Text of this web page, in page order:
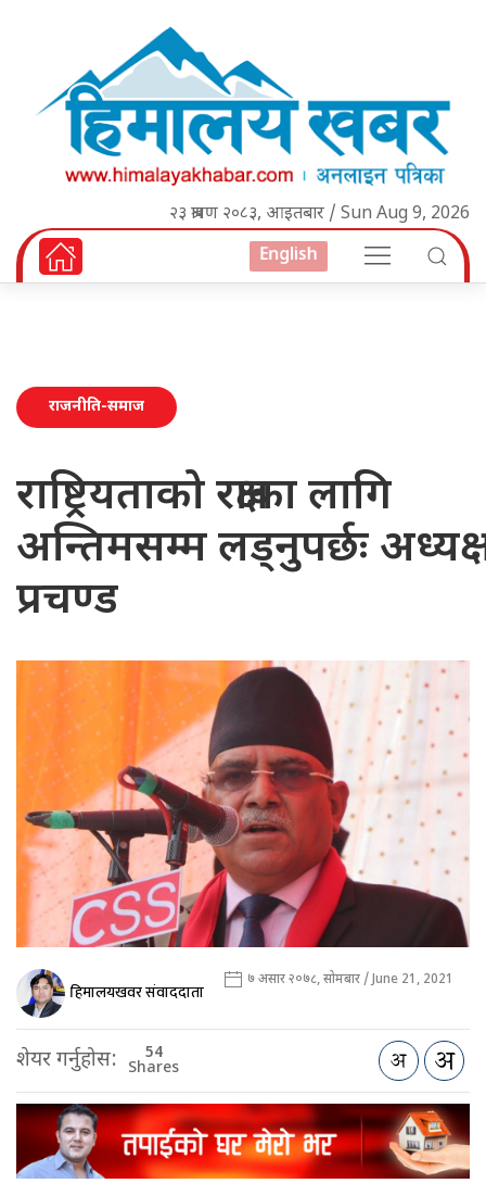
२३ श्रावण २०८३, आइतबार / Sun Aug 9, 2026
English
राजनीति-समाज
राष्ट्रियताको रक्षाका लागि
अन्तिमसम्म लड्नुपर्छः अध्यक्ष
प्रचण्ड
हिमालयखवर संवाददाता ७ असार २०७८, सोमबार / June 21, 2021
शेयर गर्नुहोस: 54
Shares